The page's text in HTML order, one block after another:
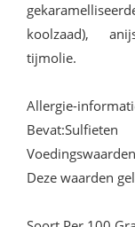
koolzaad),
tijmolie.
Allergie-
Bevat:Sulfieten
Voedingswaarden
Deze waarden